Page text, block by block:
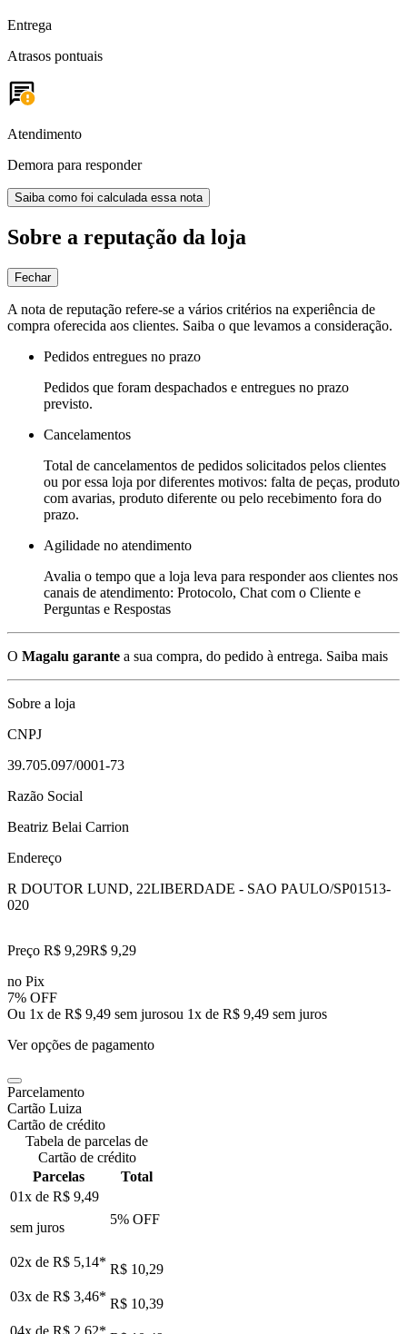
Entrega
Atrasos pontuais
Atendimento
Demora para responder
Saiba como foi calculada essa nota
Sobre a reputação da loja
Fechar
A nota de reputação refere-se a vários critérios na experiência de
compra oferecida aos clientes. Saiba o que levamos a consideração.
Pedidos entregues no prazo
Pedidos que foram despachados e entregues no prazo
previsto.
Cancelamentos
Total de cancelamentos de pedidos solicitados pelos clientes
ou por essa loja por diferentes motivos: falta de peças, produto
com avarias, produto diferente ou pelo recebimento fora do
prazo.
Agilidade no atendimento
Avalia o tempo que a loja leva para responder aos clientes nos
canais de atendimento: Protocolo, Chat com o Cliente e
Perguntas e Respostas
O Magalu garante a sua compra, do pedido à entrega. Saiba mais
Sobre a loja
CNPJ
39.705.097/0001-73
Razão Social
Beatriz Belai Carrion
Endereço
R DOUTOR LUND, 22LIBERDADE - SAO PAULO/SP01513-
020
Preço R$ 9,29R$ 9,29
no Pix
7% OFF
Ou 1x de R$ 9,49 sem jurosou 1x de R$ 9,49 sem juros
Ver opções de pagamento
Parcelamento
Cartão Luiza
Cartão de crédito
Tabela de parcelas de
Cartão de crédito
Parcelas
Total
01x de R$ 9,49
sem juros
5% OFF
02x de R$ 5,14* R$ 10,29
03x de R$ 3,46* R$ 10,39
04x de R$ 2,62*